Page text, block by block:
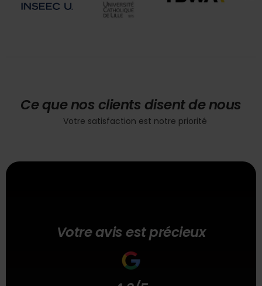
Ce que nos clients disent de nous
Votre satisfaction est notre priorité
Votre avis est précieux